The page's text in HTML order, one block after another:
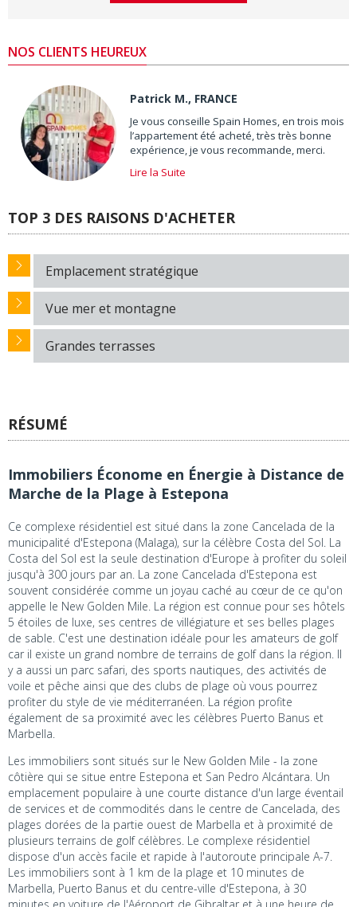
NOS CLIENTS HEUREUX
Patrick M., FRANCE
Je vous conseille Spain Homes, en trois mois
l’appartement été acheté, très très bonne
expérience, je vous recommande, merci.
Lire la Suite
TOP 3 DES RAISONS D'ACHETER
Emplacement stratégique
Vue mer et montagne
Grandes terrasses
RÉSUMÉ
Immobiliers Économe en Énergie à Distance de
Marche de la Plage à Estepona
Ce complexe résidentiel est situé dans la zone Cancelada de la
municipalité d'Estepona (Malaga), sur la célèbre Costa del Sol. La
Costa del Sol est la seule destination d'Europe à profiter du soleil
jusqu'à 300 jours par an. La zone Cancelada d'Estepona est
souvent considérée comme un joyau caché au cœur de ce qu'on
appelle le New Golden Mile. La région est connue pour ses hôtels
5 étoiles de luxe, ses centres de villégiature et ses belles plages
de sable. C'est une destination idéale pour les amateurs de golf
car il existe un grand nombre de terrains de golf dans la région. Il
y a aussi un parc safari, des sports nautiques, des activités de
voile et pêche ainsi que des clubs de plage où vous pourrez
profiter du style de vie méditerranéen. La région profite
également de sa proximité avec les célèbres Puerto Banus et
Marbella.
Les immobiliers sont situés sur le New Golden Mile - la zone
côtière qui se situe entre Estepona et San Pedro Alcántara. Un
emplacement populaire à une courte distance d'un large éventail
de services et de commodités dans le centre de Cancelada, des
plages dorées de la partie ouest de Marbella et à proximité de
plusieurs terrains de golf célèbres. Le complexe résidentiel
dispose d'un accès facile et rapide à l'autoroute principale A-7.
Les immobiliers sont à 1 km de la plage et 10 minutes de
Marbella, Puerto Banus et du centre-ville d'Estepona, à 30